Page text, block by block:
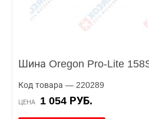
Шина Oregon Pro-Lite
Код товара — 220289
ЦЕНА 1 054 РУБ.